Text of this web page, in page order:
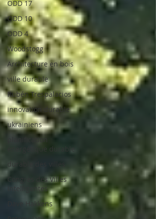
ODD 17
ODD 10
ODD 4
Woodstogg
Architecture en bois
ville durable
Rubén Trespalacios
innovation durable
ukrainiens
planification
énergétique durable
Congrès des Villes
Intelligentes
Dave Hakkens